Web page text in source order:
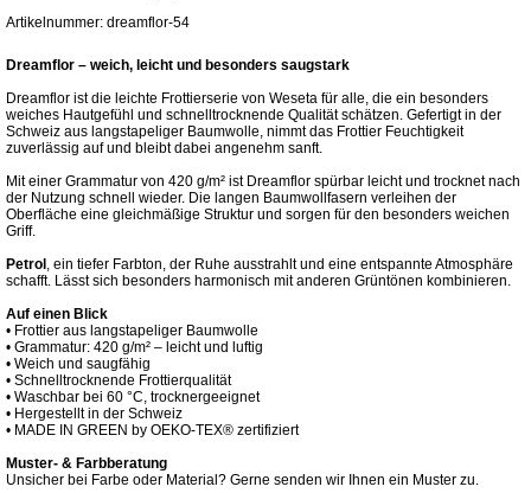
Artikelnummer: dreamflor-54
Dreamflor – weich, leicht und besonders saugstark
Dreamflor ist die leichte Frottierserie von Weseta für alle, die ein besonders
weiches Hautgefühl und schnelltrocknende Qualität schätzen. Gefertigt in der
Schweiz aus langstapeliger Baumwolle, nimmt das Frottier Feuchtigkeit
zuverlässig auf und bleibt dabei angenehm sanft.
Mit einer Grammatur von 420 g/m² ist Dreamflor spürbar leicht und trocknet nach
der Nutzung schnell wieder. Die langen Baumwollfasern verleihen der
Oberfläche eine gleichmäßige Struktur und sorgen für den besonders weichen
Griff.
Petrol , ein tiefer Farbton, der Ruhe ausstrahlt und eine entspannte Atmosphäre
schafft. Lässt sich besonders harmonisch mit anderen Grüntönen kombinieren.
Auf einen Blick
• Frottier aus langstapeliger Baumwolle
• Grammatur: 420 g/m² – leicht und luftig
• Weich und saugfähig
• Schnelltrocknende Frottierqualität
• Waschbar bei 60 °C, trocknergeeignet
• Hergestellt in der Schweiz
• MADE IN GREEN by OEKO-TEX® zertifiziert
Muster- & Farbberatung
Unsicher bei Farbe oder Material? Gerne senden wir Ihnen ein Muster zu.